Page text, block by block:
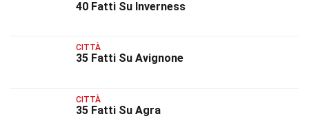
40 Fatti Su Inverness
CITTÀ
35 Fatti Su Avignone
CITTÀ
35 Fatti Su Agra